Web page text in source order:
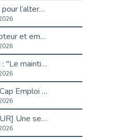
Mobilisation pour l’alternance et le handicap
Handicap moteur et emploi : réussir ses recrutements vidéo
Témoignage : "Le maintien en emploi est un investissement, pas une contrainte."
L’équipe de Cap Emploi 92 s’agrandit : Bienvenue à Charmila, Khoudia et Fadila !
[RETOUR SUR] Une session de recrutement inclusive réussie à Asnières !